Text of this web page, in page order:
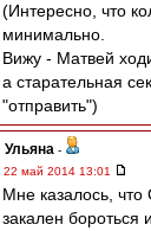
(Интересно, что
минимально.
Вижу - Матвей
а старательная
"отправить")
Ульяна -
22 май 2014 13:01
Мне казалось, что
закален бороться